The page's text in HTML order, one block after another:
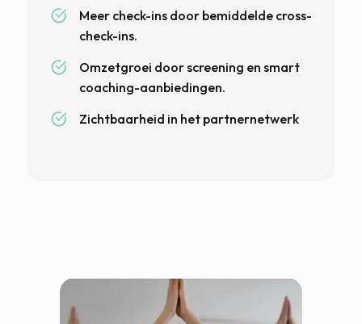
Meer check-ins door bemiddelde cross-
check-ins.
Omzetgroei door screening en smart
coaching-aanbiedingen.
Zichtbaarheid in het partnernetwerk